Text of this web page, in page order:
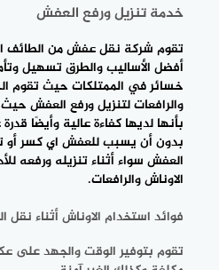
خدمة تنزيل ورفع العفش
تقوم شركة نقل عفش من
أفضل الأساليب والطرق تسهيل
خسائر في الممتلكات حيث تقوم
والرافعات لتنزيل ورفع العفش حيث
بأنها لديها كفاءة عالية وأيضًا
بدون أن يسبب للعفش اي كسر
العفش سواء أثناء تنزيله ورفعه
الاوناش والرافعات.
فوائد استخدام الاوناش أثناء نقل
تقوم بتوفير الوقت والجهد على